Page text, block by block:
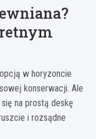
w horyzoncie
konserwacji. Ale
na prostą deskę
i rozsądne